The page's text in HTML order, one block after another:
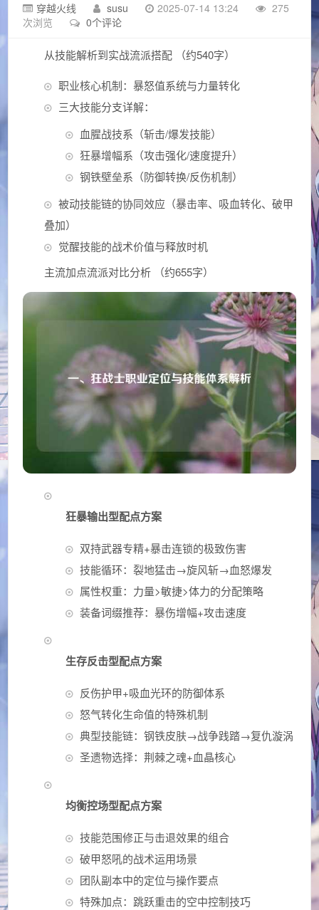
穿越火线 susu 2025-07-14 13:24
275
次浏览
0个评论
从技能解析到实战流派搭配 （约540字）
职业核心机制：暴怒值系统与力量转化
三大技能分支详解：
血腥战技系（斩击/爆发技能）
狂暴增幅系（攻击强化/速度提升）
钢铁壁垒系（防御转换/反伤机制）
被动技能链的协同效应（暴击率、吸血转化、破甲
叠加）
觉醒技能的战术价值与释放时机
主流加点流派对比分析 （约655字）
狂暴输出型配点方案
双持武器专精+暴击连锁的极致伤害
技能循环：裂地猛击→旋风斩→血怒爆发
属性权重：力量>敏捷>体力的分配策略
装备词缀推荐：暴伤增幅+攻击速度
生存反击型配点方案
反伤护甲+吸血光环的防御体系
怒气转化生命值的特殊机制
典型技能链：钢铁皮肤→战争践踏→复仇漩涡
圣遗物选择：荆棘之魂+血晶核心
均衡控场型配点方案
技能范围修正与击退效果的组合
破甲怒吼的战术运用场景
团队副本中的定位与操作要点
特殊加点：跳跃重击的空中控制技巧